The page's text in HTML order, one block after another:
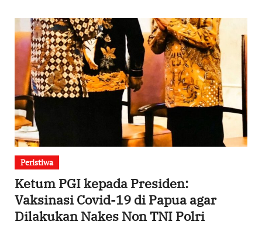
Peristiwa
Ketum PGI kepada Presiden:
Vaksinasi Covid-19 di Papua agar
Dilakukan Nakes Non TNI Polri